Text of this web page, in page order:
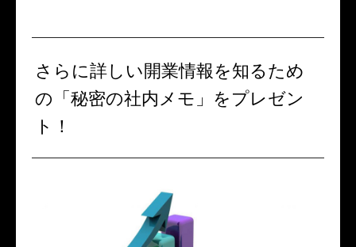
さらに詳しい開業情報を知るため
の「秘密の社内メモ」をプレゼン
ト！